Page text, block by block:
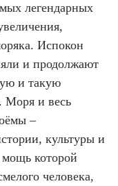
легендарных
Испокон
и продолжают
и такую
Моря и весь
–
культуры и
которой
человека,